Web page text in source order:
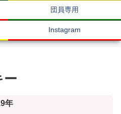
団員専用
Instagram
ー
年